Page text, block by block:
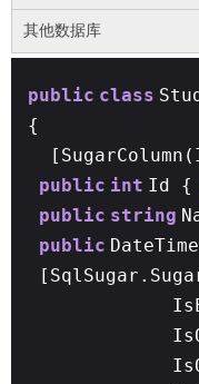
其他数据库
public class
{
public int Id {
public string
public